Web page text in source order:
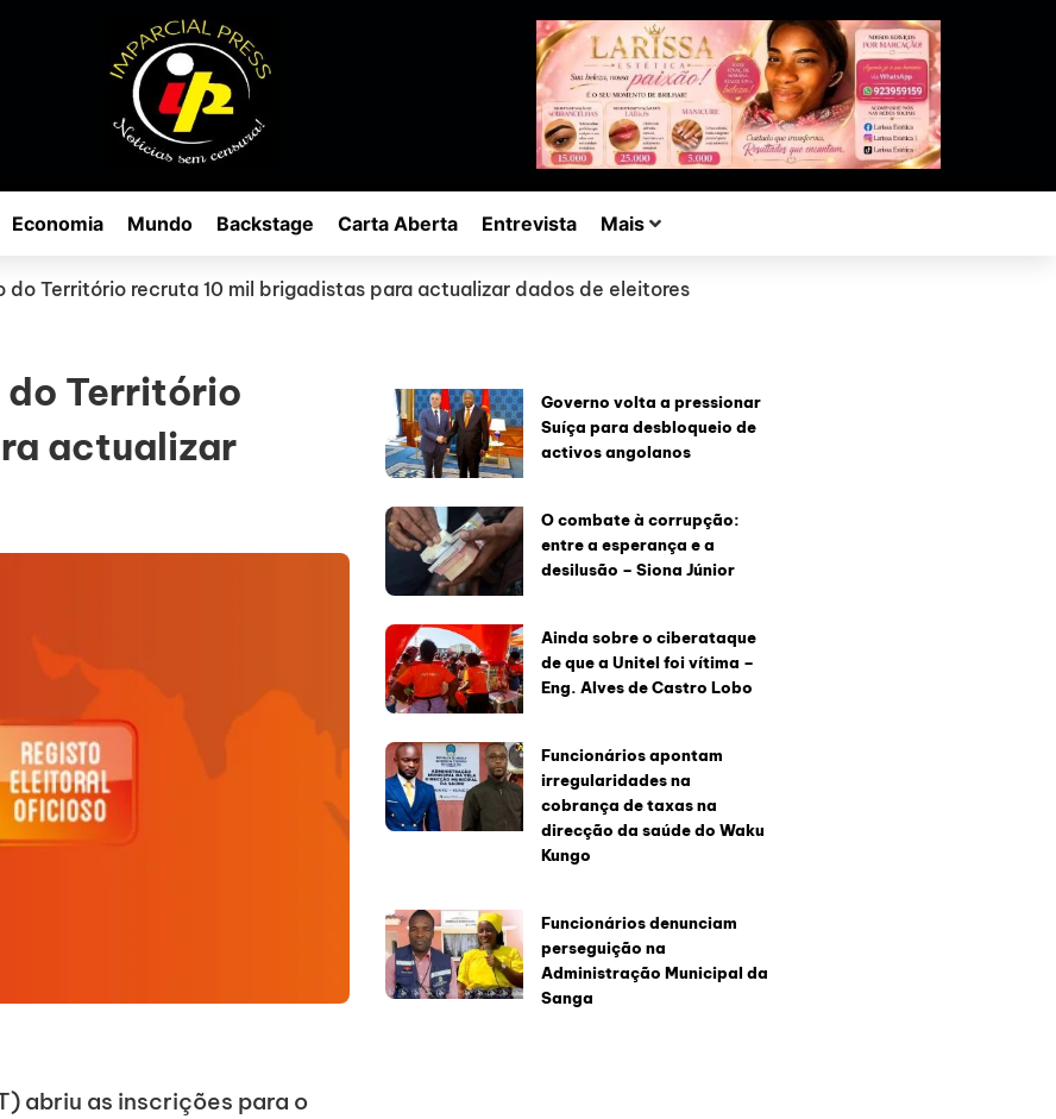
Economia Mundo Backstage Carta Aberta Entrevista Mais
do Território recruta 10 mil brigadistas para actualizar dados de eleitores
Território
actualizar
abriu as inscrições para o
Governo volta a pressionar
Suíça para desbloqueio de
activos angolanos
O combate à corrupção:
entre a esperança e a
desilusão – Siona Júnior
Ainda sobre o ciberataque
de que a Unitel foi vítima –
Eng. Alves de Castro Lobo
Funcionários apontam
irregularidades na
cobrança de taxas na
direcção da saúde do Waku
Kungo
Funcionários denunciam
perseguição na
Administração Municipal da
Sanga